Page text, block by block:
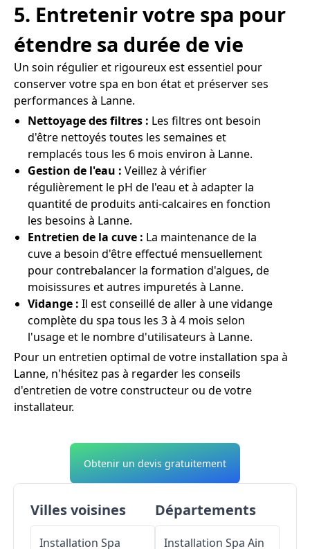
5. Entretenir votre spa pour
étendre sa durée de vie
Un soin régulier et rigoureux est essentiel pour
conserver votre spa en bon état et préserver ses
performances à Lanne.
Nettoyage des filtres : Les filtres ont besoin
d'être nettoyés toutes les semaines et
remplacés tous les 6 mois environ à Lanne.
Gestion de l'eau : Veillez à vérifier
régulièrement le pH de l'eau et à adapter la
quantité de produits anti-calcaires en fonction
les besoins à Lanne.
Entretien de la cuve : La maintenance de la
cuve a besoin d'être effectué mensuellement
pour contrebalancer la formation d'algues, de
moisissures et autres impuretés à Lanne.
Vidange : Il est conseillé de aller à une vidange
complète du spa tous les 3 à 4 mois selon
l'usage et le nombre d'utilisateurs à Lanne.
Pour un entretien optimal de votre installation spa à
Lanne, n'hésitez pas à regarder les conseils
d'entretien de votre constructeur ou de votre
installateur.
Obtenir un devis gratuitement
Villes voisines
Installation Spa
Départements
Installation Spa Ain